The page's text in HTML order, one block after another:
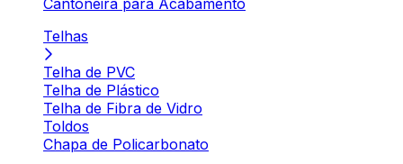
Cantoneira para Acabamento
Telhas
Telha de PVC
Telha de Plástico
Telha de Fibra de Vidro
Toldos
Chapa de Policarbonato